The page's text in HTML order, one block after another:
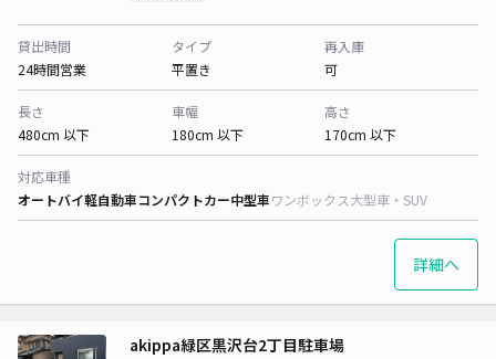
貸出時間
24時間営業
タイプ
平置き
再入庫
可
長さ
480cm 以下
車幅
180cm 以下
高さ
170cm 以下
対応車種
オートバイ軽自動車コンパクトカー中型車ワンボックス大型車・SUV
詳細へ
akippa緑区黒沢台2丁目駐車場